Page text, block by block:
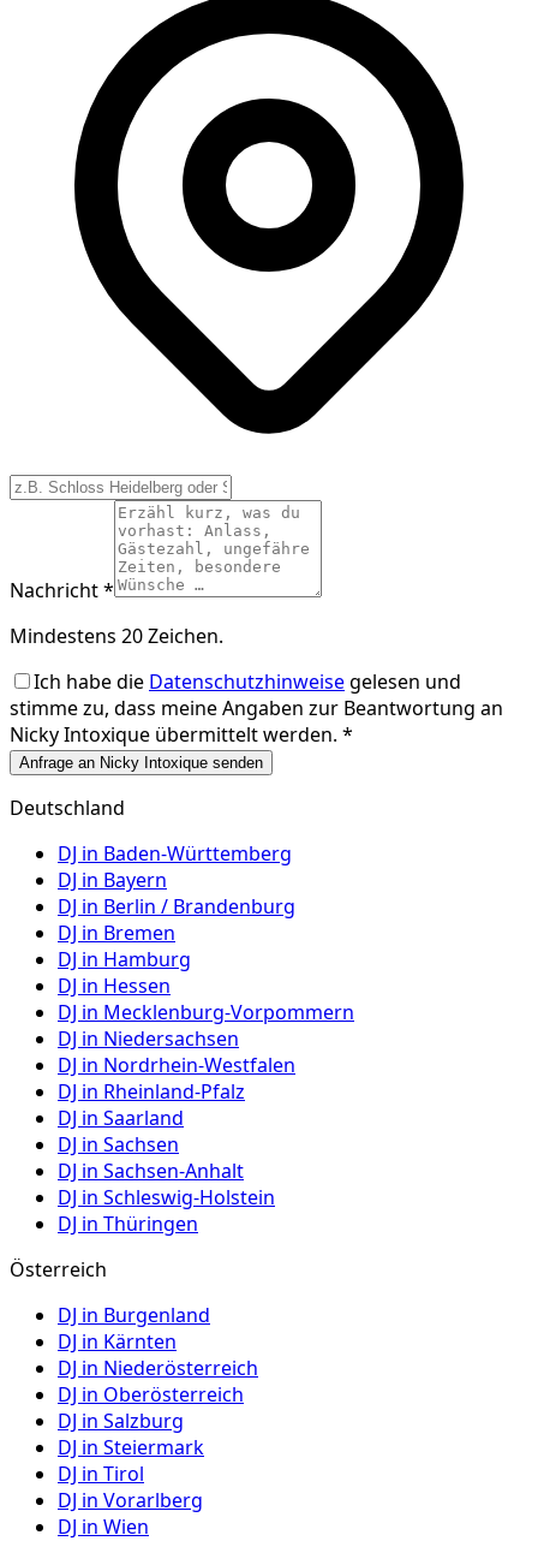
Nachricht *
Mindestens 20 Zeichen.
Ich habe die Datenschutzhinweisegelesen und
stimme zu, dass meine Angaben zur Beantwortung an
Nicky Intoxique übermittelt werden. *
Anfrage an Nicky Intoxique senden
Deutschland
DJ in Baden-Württemberg
DJ in Bayern
DJ in Berlin / Brandenburg
DJ in Bremen
DJ in Hamburg
DJ in Hessen
DJ in Mecklenburg-Vorpommern
DJ in Niedersachsen
DJ in Nordrhein-Westfalen
DJ in Rheinland-Pfalz
DJ in Saarland
DJ in Sachsen
DJ in Sachsen-Anhalt
DJ in Schleswig-Holstein
DJ in Thüringen
Österreich
DJ in Burgenland
DJ in Kärnten
DJ in Niederösterreich
DJ in Oberösterreich
DJ in Salzburg
DJ in Steiermark
DJ in Tirol
DJ in Vorarlberg
DJ in Wien